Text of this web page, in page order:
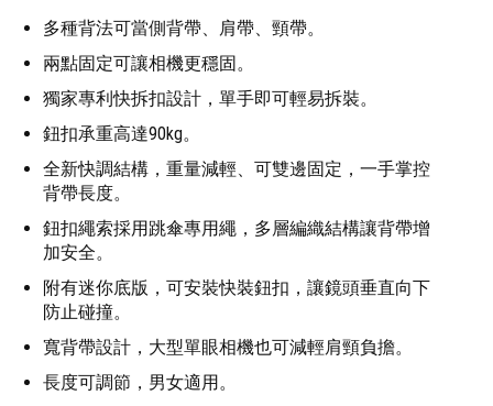
多種背法可當側背帶、肩帶、頸帶。
兩點固定可讓相機更穩固。
獨家專利快拆扣設計，單手即可輕易拆裝。
鈕扣承重高達90kg。
全新快調結構，重量減輕、可雙邊固定，一手掌控
背帶長度。
鈕扣繩索採用跳傘專用繩，多層編織結構讓背帶增
加安全。
附有迷你底版，可安裝快裝鈕扣，讓鏡頭垂直向下
防止碰撞。
寬背帶設計，大型單眼相機也可減輕肩頸負擔。
長度可調節，男女適用。